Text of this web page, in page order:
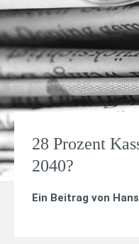
28 Prozent
2040?
Ein Beitrag von